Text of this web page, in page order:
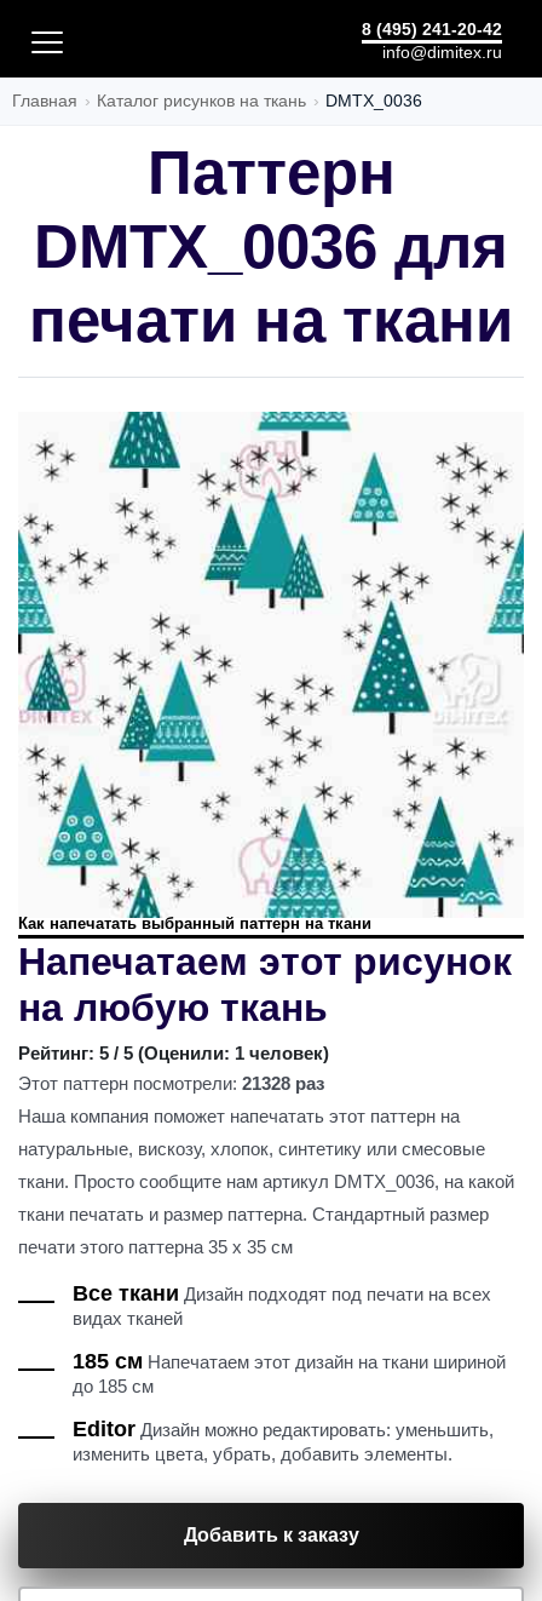
8 (495) 241-20-42
info@dimitex.ru
Главная Каталог рисунков на ткань DMTX_0036
Паттерн
DMTX_0036 для
печати на ткани
Как напечатать выбранный паттерн на ткани
Напечатаем этот рисунок
на любую ткань
Рейтинг: 5 / 5 (Оценили: 1 человек)
Этот паттерн посмотрели: 21328 раз
Наша компания поможет напечатать этот паттерн на
натуральные, вискозу, хлопок, синтетику или смесовые
ткани. Просто сообщите нам артикул DMTX_0036, на какой
ткани печатать и размер паттерна. Стандартный размер
печати этого паттерна 35 х 35 см
Все ткани Дизайн подходят под печати на всех
видах тканей
185 см Напечатаем этот дизайн на ткани шириной
до 185 см
Editor Дизайн можно редактировать: уменьшить,
изменить цвета, убрать, добавить элементы.
Добавить к заказу